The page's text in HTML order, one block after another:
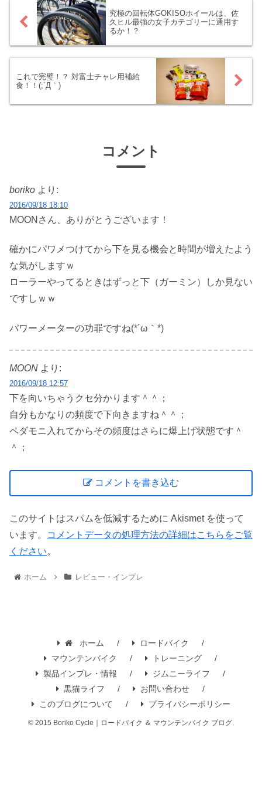
を買ってみました。
究極の回転体GOKISOホイールは、佐
久ヒル最強の女子カテゴリーに通用す
るか！？
これで完璧！？ 対富士チャレ用補給
食！！(;´Д｀)
コメント
boriko より:
2016/09/18 18:10
MOONさん、ありがとうございます！
確かにパワメつけてから下を見る機会と時間が増えたよう
な気がしますｗ
ローラーやってるときはずっと下（ガーミン）しか見ない
ですしｗｗ
パワーメーターの功罪ですね(*´ω｀*)
MOON より:
2016/09/18 12:57
下を向いちゃうクセ分かります＾＾；
自分もかなりの頻度で下向きますね＾＾；
ペダモニ入れてからその頻度はさらに爆上げ状態です＾
＾；
コメントを書き込む
このサイトはスパムを低減するために Akismet を使って
います。
コメントデータの処理方法の詳細はこちらをご覧
ください。
ホーム レビュー・インプレ
ホーム
ロードバイク
マウンテンバイク
トレーニング
製品インプレ・情報
ジムニーライフ
黒猫ライフ
お問い合わせ
このブログについて
プライバシーポリシー
© 2015 Boriko Cycle｜ロードバイク ＆ マウンテンバイク ブログ.